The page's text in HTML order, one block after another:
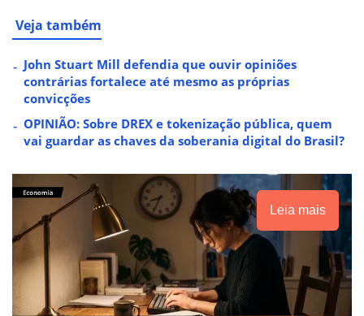
Veja também
John Stuart Mill defendia que ouvir opiniões
contrárias fortalece até mesmo as próprias
convicções
OPINIÃO: Sobre DREX e tokenização pública, quem
vai guardar as chaves da soberania digital do Brasil?
Leia mais